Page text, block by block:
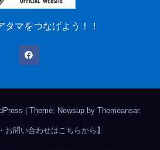
タマをつなげよう！！
Theme: Newsup by Themeansar.
お問い合わせはこちらから】